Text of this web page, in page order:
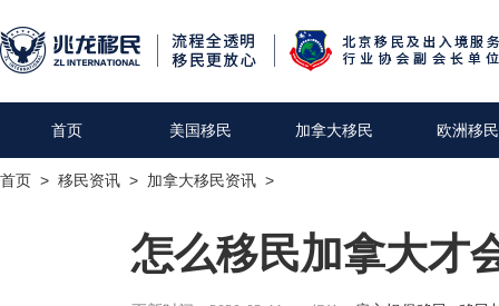
首页 美国移民 加拿大移民 欧洲移民
首页 > 移民资讯 > 加拿大移民资讯 >
怎么移民加拿大才